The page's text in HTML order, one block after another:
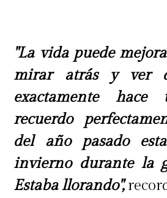
"La vida puede
mirar atrás y ver
exactamente
recuerdo
del año pasado
invierno durante la
Estaba llorando",